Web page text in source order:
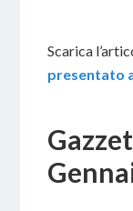
Scarica
presentato